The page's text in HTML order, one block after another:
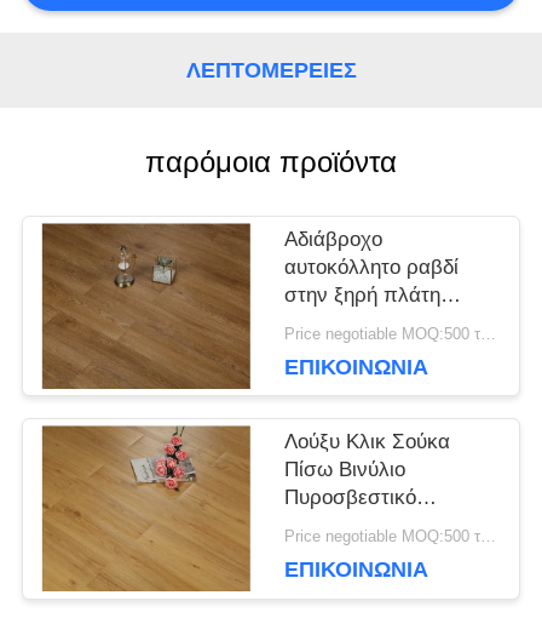
ΜΑΣ
ΖΗΤΉΣΤΕ
ΜΙΑ
ΠΡΟΣΦΟΡΆ
SITEMAP
ΠΟΛΙΤΙΚΉ
ΛΕΠΤΟΜΈΡΕΙΕΣ
παρόμοια προϊόντα
Αδιάβροχο
αυτοκόλλητο ραβδί
στην ξηρή πλάτη
Βινύλιο πάτωμα αντι-
Price negotiable MOQ:500 τετραγωνικά μέτρα
ΕΠΙΚΟΙΝΩΝΊΑ
Λούξυ Κλικ Σούκα
Πίσω Βινύλιο
Πυροσβεστικό
Πυροσβεστικό
Περιβαλλοντική
Price negotiable MOQ:500 τετραγωνικά μέτρα
ΕΠΙΚΟΙΝΩΝΊΑ